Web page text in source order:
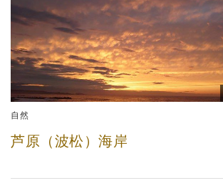
自然
芦原（波松）海岸